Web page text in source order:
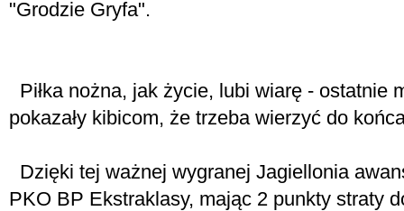
"Grodzie Gryfa".
Piłka nożna, jak życie, lubi wiarę - ostatnie
pokazały kibicom, że trzeba wierzyć do
Dzięki tej ważnej wygranej Jagiellonia
PKO BP Ekstraklasy, mając 2 punkty straty